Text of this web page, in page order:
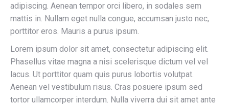
adipiscing. Aenean tempor orci libero, in sodales sem
mattis in. Nullam eget nulla congue, accumsan justo nec,
porttitor eros. Mauris a purus ipsum.
Lorem ipsum dolor sit amet, consectetur adipiscing elit.
Phasellus vitae magna a nisi scelerisque dictum vel vel
lacus. Ut porttitor quam quis purus lobortis volutpat.
Aenean vel vestibulum risus. Cras posuere ipsum sed
tortor ullamcorper interdum. Nulla viverra dui sit amet ante